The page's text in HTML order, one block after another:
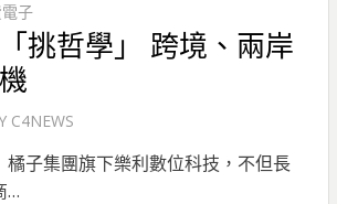
子
挑哲學」 跨境、兩岸
C4NEWS
橘子集團旗下樂利數位科技，不但長
…